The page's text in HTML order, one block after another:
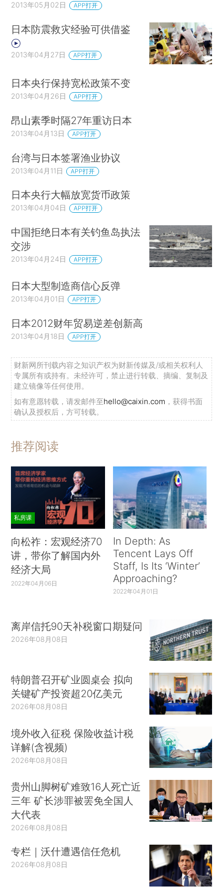
2013年05月02日 APP打开
日本防震救灾经验可供借鉴
2013年04月27日 APP打开
日本央行保持宽松政策不变
2013年04月26日 APP打开
昂山素季时隔27年重访日本
2013年04月13日 APP打开
台湾与日本签署渔业协议
2013年04月11日 APP打开
日本央行大幅放宽货币政策
2013年04月04日 APP打开
中国拒绝日本有关钓鱼岛执法
交涉
2013年04月24日 APP打开
日本大型制造商信心反弹
2013年04月01日 APP打开
日本2012财年贸易逆差创新高
2013年04月18日 APP打开
财新网所刊载内容之知识产权为财新传媒及/或相关权利人
专属所有或持有。未经许可，禁止进行转载、摘编、复制及
建立镜像等任何使用。
如有意愿转载，请发邮件至hello@caixin.com ，获得书面
确认及授权后，方可转载。
推荐阅读
私房课
向松祚：宏观经济70
讲，带你了解国内外
经济大局
2022年04月06日
In Depth: As
Tencent Lays Off
Staff, Is Its ‘Winter’
Approaching?
2022年04月01日
离岸信托90天补税窗口期疑问
2026年08月08日
特朗普召开矿业圆桌会 拟向
关键矿产投资超20亿美元
2026年08月08日
境外收入征税 保险收益计税
详解(含视频)
2026年08月08日
贵州山脚树矿难致16人死亡近
三年 矿长涉罪被罢免全国人
大代表
2026年08月08日
专栏｜沃什遭遇信任危机
2026年08月08日